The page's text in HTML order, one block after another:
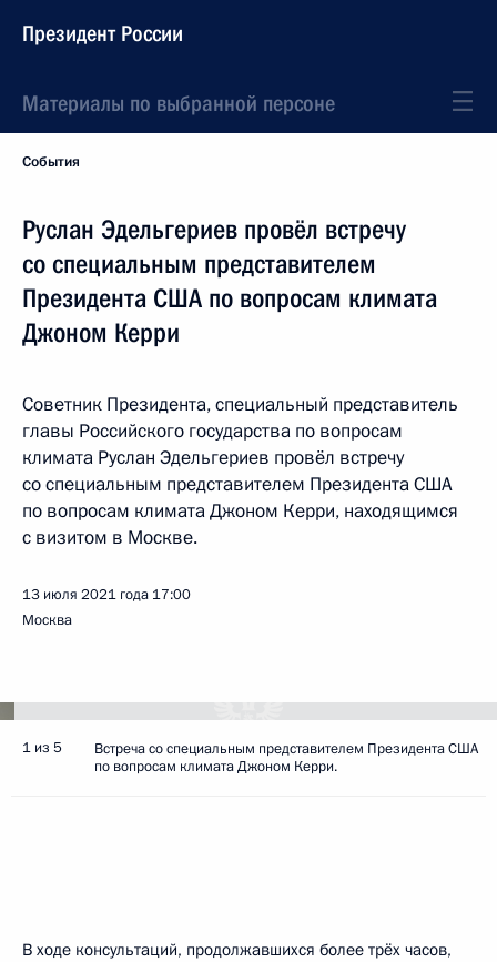
Президент России
Материалы по выбранной персоне
События
Руслан Эдельгериев провёл встречу
со специальным представителем
Президента США по вопросам климата
Джоном Керри
Советник Президента, специальный представитель
главы Российского государства по вопросам
климата Руслан Эдельгериев провёл встречу
со специальным представителем Президента США
по вопросам климата Джоном Керри, находящимся
с визитом в Москве.
13 июля 2021 года 17:00
Москва
1 из 5
Встреча со специальным представителем Президента США
по вопросам климата Джоном Керри.
В ходе консультаций, продолжавшихся более трёх часов,